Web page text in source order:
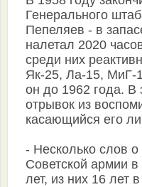
Генерального
Пепеляев - в
налетал 2020
среди них
Як-25, Ла-15, МиГ-
он до 1962 года. В
отрывок из
касающийся его
- Несколько слов
Советской армии
лет, из них 16 лет